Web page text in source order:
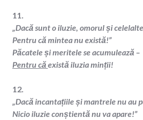
11.
„Dacă sunt o iluzie, omorul și
Pentru că mintea nu există!”
Păcatele și meritele se acumulează –
Pentru căexistă iluzia minții!
12.
„Dacă incantațiile și mantrele nu au
Nicio iluzie conștientă nu va apare!”